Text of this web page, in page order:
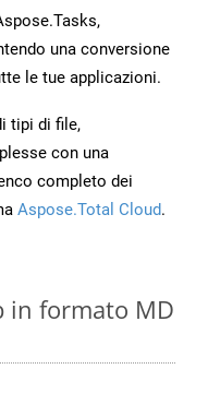
una conversione
le tue applicazioni.
tipi di file,
con una
completo dei
Aspose.Total Cloud.
in formato MD